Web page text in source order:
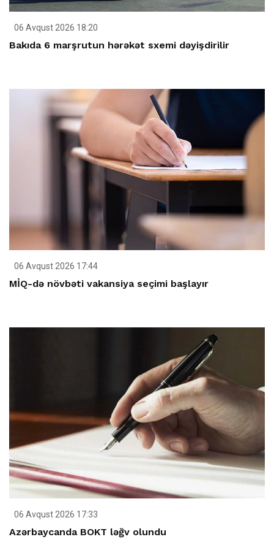
06 Avqust 2026 18:20
Bakıda 6 marşrutun hərəkət sxemi dəyişdirilir
06 Avqust 2026 17:44
MİQ-də növbəti vakansiya seçimi başlayır
06 Avqust 2026 17:33
Azərbaycanda BOKT ləğv olundu